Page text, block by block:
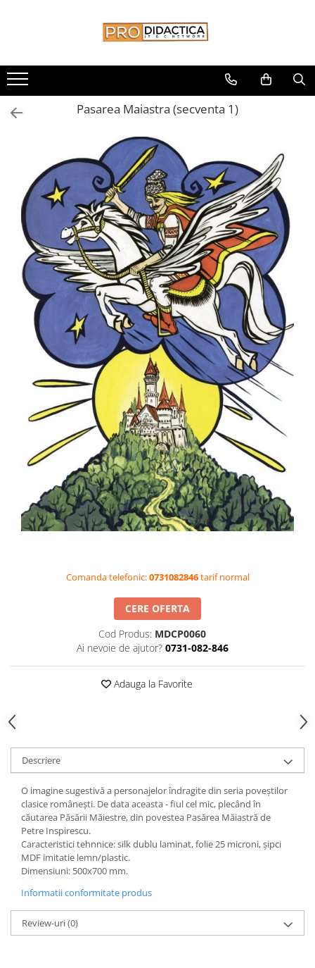
Oferta PNRR/PNRAS
Pachete Echipamente Sali Clasa
Pachete Echipamente Sala Clasa
Table/Display-uri Interactive
Table Interactive
Display-uri Interactive
Suporti/Standuri/Accesorii
Imprimante si Multifunctionale
Imprimante si Scanere 3D
Imprimante 3D
Creioane 3D
Accesorii 3D
Camere Documente
Videoproiectoare si Accesorii
Videoproiectoare
Suporti
Videoconferinta si Colaborare
Camere Videoconferinta
Boxe si Soundbar
Tehnologie Educationala
Ochelari VR-3D
Kit Robotic Educational
Software Educational
Table Interactive
Videoproiectoare si Echipamente IT
Videoproiectoare
Videoproiectoare
Laptopuri si Accesorii
Accesorii Laptopuri
All in One/PC
All in One
Periferice PC
Conectivitate si Accesorii
Monitoare
Tablete si Accesorii
Imprimante si Multifunctionale
Pasarea Maiastra (secventa 1)
Comanda telefonic:0731082846tarif normal
CERE OFERTA
Cod Produs: MDCP0060
Ai nevoie de ajutor? 0731-082-846
Adauga la Favorite
Descriere
O imagine sugestivă a personajelor îndragite din seria poveștilor
clasice românești. De data aceasta - fiul cel mic, plecând în
căutarea Păsării Măiestre, din povestea Pasărea Măiastră de
Petre Inspirescu.
Caracteristici tehnnice: silk dublu laminat, folie 25 microni, şipci
MDF imitatie lemn/plastic.
Dimensiuni: 500x700 mm.
Informatii conformitate produs
Review-uri(0)